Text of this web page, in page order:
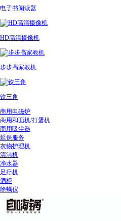
电子书阅读器
HD高清摄像机
步步高家教机
铁三角
商用电磁炉
商用和面机/打蛋机
商用吸尘器
延保服务
衣物护理机
清洁机
净水器
足疗机
酒柜
除螨仪